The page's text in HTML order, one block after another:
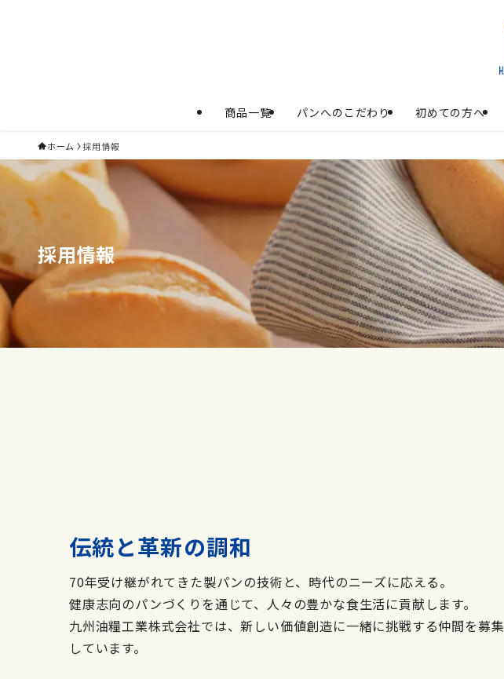
商品一覧 パンへのこだわり 初めての方へ
ホーム 採用情報
採用情報
伝統と革新の調和
70年受け継がれてきた製パンの技術と、時代のニーズに応える。
健康志向のパンづくりを通じて、人々の豊かな食生活に貢献します。
九州油糧工業株式会社では、新しい価値創造に一緒に挑戦する仲間を募集
しています。